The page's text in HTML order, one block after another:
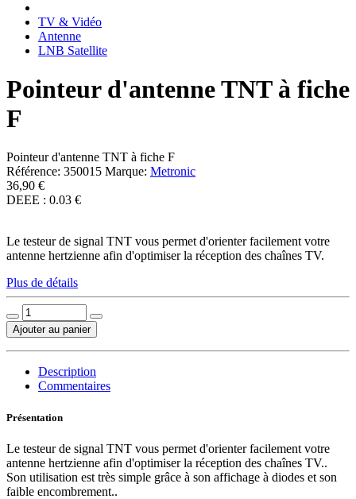
TV & Vidéo
Antenne
LNB Satellite
Pointeur d'antenne TNT à fiche
F
Pointeur d'antenne TNT à fiche F
Référence: 350015 Marque: Metronic
36,90 €
DEEE : 0.03 €
Le testeur de signal TNT vous permet d'orienter facilement votre
antenne hertzienne afin d'optimiser la réception des chaînes TV.
Plus de détails
Ajouter au panier
Description
Commentaires
Présentation
Le testeur de signal TNT vous permet d'orienter facilement votre
antenne hertzienne afin d'optimiser la réception des chaînes TV..
Son utilisation est très simple grâce à son affichage à diodes et son
faible encombrement..